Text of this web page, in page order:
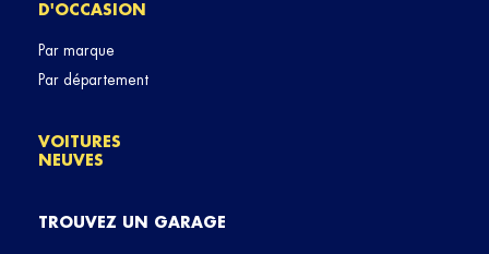
D'OCCASION
Par marque
Par département
VOITURES
NEUVES
TROUVEZ UN GARAGE